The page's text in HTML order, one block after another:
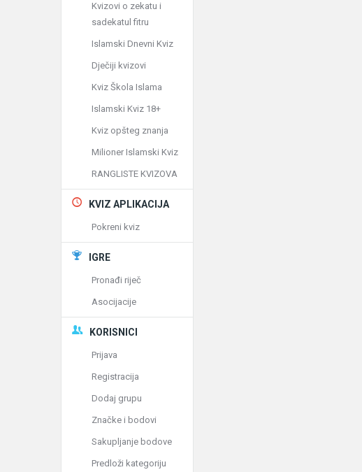
Kvizovi o zekatu i
sadekatul fitru
Islamski Dnevni Kviz
Dječiji kvizovi
Kviz Škola Islama
Islamski Kviz 18+
Kviz opšteg znanja
Milioner Islamski Kviz
RANGLISTE KVIZOVA
KVIZ APLIKACIJA
Pokreni kviz
IGRE
Pronađi riječ
Asocijacije
KORISNICI
Prijava
Registracija
Dodaj grupu
Značke i bodovi
Sakupljanje bodove
Predloži kategoriju